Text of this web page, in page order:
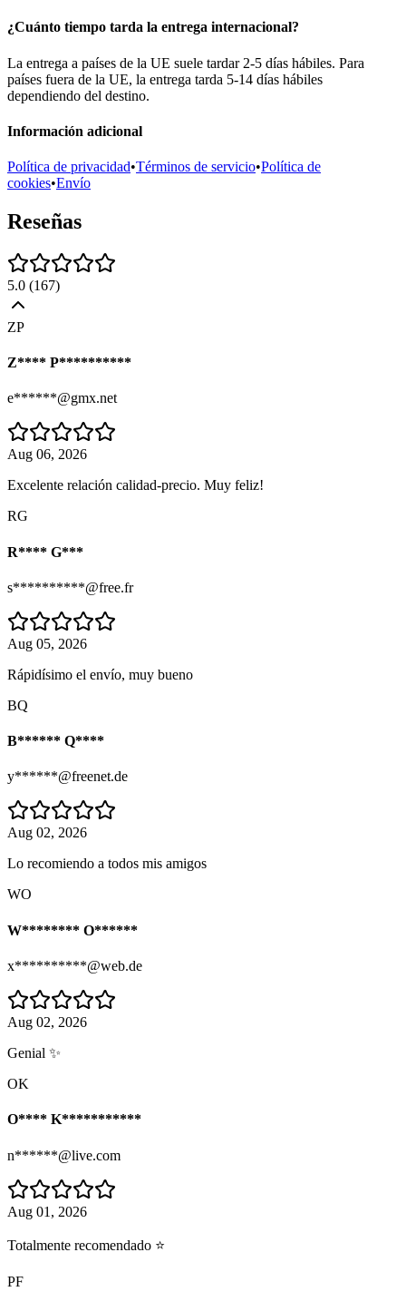
¿Cuánto tiempo tarda la entrega internacional?
La entrega a países de la UE suele tardar 2-5 días hábiles. Para
países fuera de la UE, la entrega tarda 5-14 días hábiles
dependiendo del destino.
Información adicional
Política de privacidad•Términos de servicio•Política de
cookies•Envío
Reseñas
5.0 (167)
ZP
Z**** P**********
e******@gmx.net
Aug 06, 2026
Excelente relación calidad-precio. Muy feliz!
RG
R**** G***
s**********@free.fr
Aug 05, 2026
Rápidísimo el envío, muy bueno
BQ
B****** Q****
y******@freenet.de
Aug 02, 2026
Lo recomiendo a todos mis amigos
WO
W******** O******
x**********@web.de
Aug 02, 2026
Genial ✨
OK
O**** K***********
n******@live.com
Aug 01, 2026
Totalmente recomendado ⭐
PF